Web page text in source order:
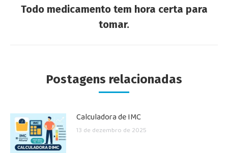
Próximo
post:
Todo medicamento tem hora certa para
tomar.
Postagens relacionadas
Calculadora de IMC
13 de dezembro de 2025